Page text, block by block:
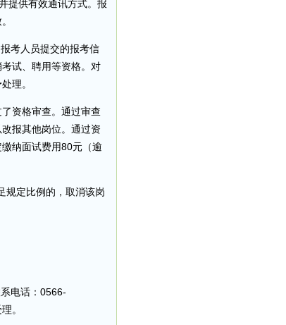
提供有效通讯方式。报
考人员提交的报考信
试、聘用等资格。对
理。
资格审查。通过审查
报其他岗位。通过资
纳面试费用80元（逾
规定比例的，取消该岗
电话：0566-
。